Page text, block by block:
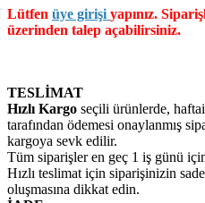
Lütfen üye girişi yapınız.
üzerinden talep açabilirsiniz.
TESLİMAT
Hızlı Kargo seçili ürünlerde,
tarafından ödemesi onaylanmış
kargoya sevk edilir.
Tüm siparişler en geç 1 iş günü
Hızlı teslimat için siparişinizin
oluşmasına dikkat edin.